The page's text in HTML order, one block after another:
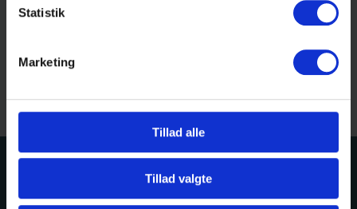
Statistik
Marketing
Tillad alle
Tillad valgte